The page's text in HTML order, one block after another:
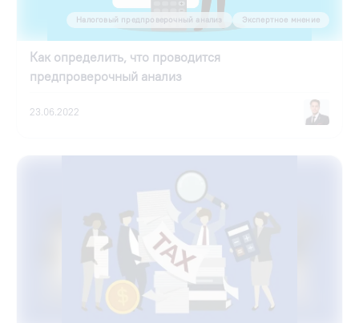
Налоговый предпроверочный анализ Экспертное мнение
Как определить, что проводится
предпроверочный анализ
23.06.2022